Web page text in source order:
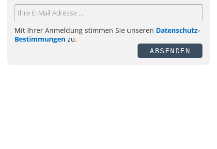
Mit Ihrer Anmeldung stimmen Sie unseren Datenschutz-
Bestimmungen zu.
ABSENDEN